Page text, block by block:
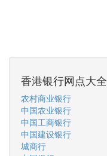
香港银行网点大全
农村商业银行
中国农业银行
中国工商银行
中国建设银行
城商行